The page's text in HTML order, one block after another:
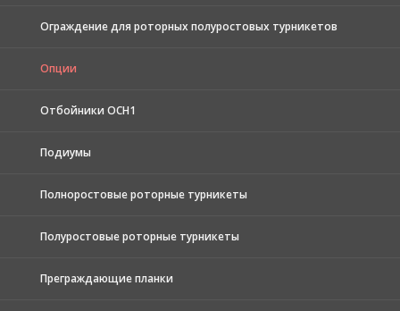
Ограждение для роторных полуростовых турникетов
Опции
Отбойники ОСН1
Подиумы
Полноростовые роторные турникеты
Полуростовые роторные турникеты
Преграждающие планки